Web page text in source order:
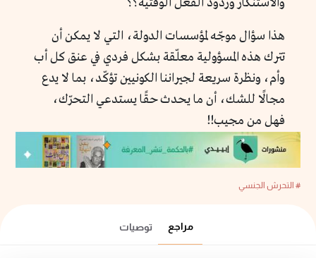
هذا سؤال موجّه لمؤسسات الدولة، التي لا يمكن أن
تترك هذه المسؤولية معلّقة بشكل فردي في عنق كل أب
وأم، ونظرة سريعة لجيراننا الكونيين تؤكّد، بما لا يدع
مجالًا للشك، أن ما يحدث حقًا يستدعي التحرّك،
فهل من مجيب!!
# التحرش الجنسي
مراجع توصيات